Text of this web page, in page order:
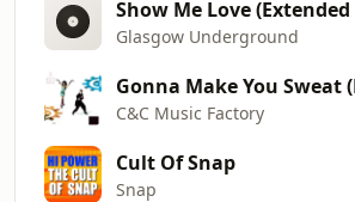
Show Me Love
Glasgow Underground
C&C Music Factory
Cult Of Snap
Snap